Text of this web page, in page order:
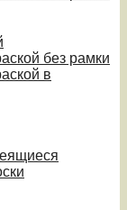
без рамки
в